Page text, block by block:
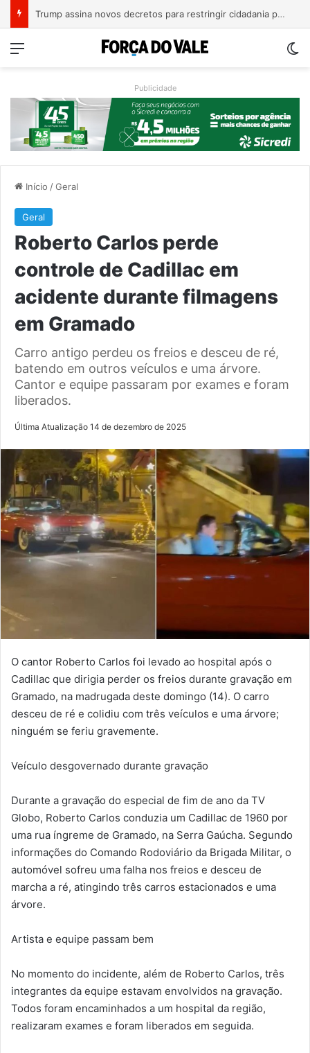
A Balsa Vicentina do Rio Guaporé
Menu
Publicidade
Início /Geral
Geral
Roberto Carlos perde
controle de Cadillac em
acidente durante filmagens
em Gramado
Carro antigo perdeu os freios e desceu de ré,
batendo em outros veículos e uma árvore.
Cantor e equipe passaram por exames e foram
liberados.
Última Atualização 14 de dezembro de 2025
O cantor Roberto Carlos foi levado ao hospital após o
Cadillac que dirigia perder os freios durante gravação em
Gramado, na madrugada deste domingo (14). O carro
desceu de ré e colidiu com três veículos e uma árvore;
ninguém se feriu gravemente.
Veículo desgovernado durante gravação
Durante a gravação do especial de fim de ano da TV
Globo, Roberto Carlos conduzia um Cadillac de 1960 por
uma rua íngreme de Gramado, na Serra Gaúcha. Segundo
informações do Comando Rodoviário da Brigada Militar, o
automóvel sofreu uma falha nos freios e desceu de
marcha a ré, atingindo três carros estacionados e uma
árvore.
Artista e equipe passam bem
No momento do incidente, além de Roberto Carlos, três
integrantes da equipe estavam envolvidos na gravação.
Todos foram encaminhados a um hospital da região,
realizaram exames e foram liberados em seguida.